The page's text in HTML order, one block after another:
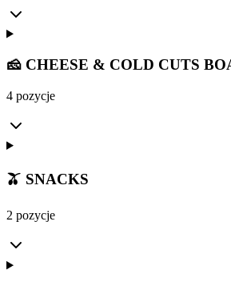
🧀 CHEESE & COLD CUTS
4 pozycje
🫒 SNACKS
2 pozycje